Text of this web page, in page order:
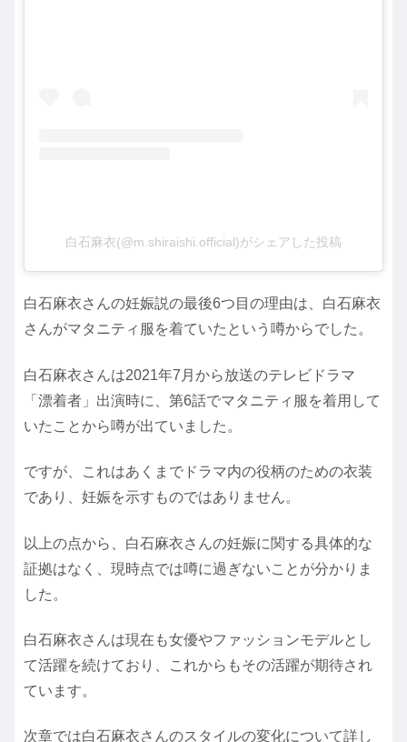
白石麻衣(@m.shiraishi.official)がシェアした投稿
白石麻衣さんの妊娠説の最後6つ目の理由は、白石麻衣
さんがマタニティ服を着ていたという噂からでした。
白石麻衣さんは2021年7月から放送のテレビドラマ
「漂着者」出演時に、第6話でマタニティ服を着用して
いたことから噂が出ていました。
ですが、これはあくまでドラマ内の役柄のための衣装
であり、妊娠を示すものではありません。
以上の点から、白石麻衣さんの妊娠に関する具体的な
証拠はなく、現時点では噂に過ぎないことが分かりま
した。
白石麻衣さんは現在も女優やファッションモデルとし
て活躍を続けており、これからもその活躍が期待され
ています。
次章では白石麻衣さんのスタイルの変化について詳し